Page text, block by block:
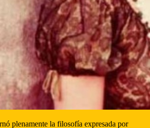
plenamente la filosofía expresada por